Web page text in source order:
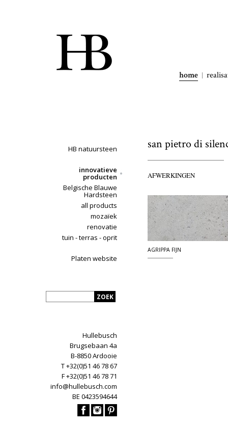
home
HB natuursteen
innovatieve
producten
Belgische Blauwe
Hardsteen
all products
mozaïek
renovatie
tuin - terras - oprit
Platen website
Hullebusch
Brugsebaan 4a
B-8850 Ardooie
T +32(0)51 46 78 67
F +32(0)51 46 78 71
info@hullebusch.com
BE 0423594644
san pietro di
AFWERKINGEN
AGRIPPA FIJN